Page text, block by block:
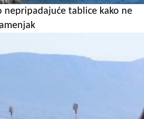
nepripadajuće tablice kako ne